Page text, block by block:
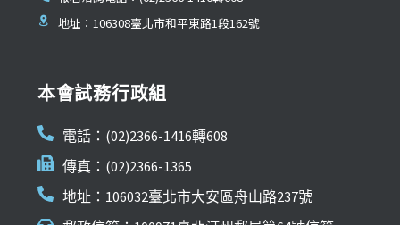
地址：106308臺北市和平東路1段162號
本會試務行政組
電話：(02)2366-1416轉608
傳真：(02)2366-1365
地址：106032臺北市大安區舟山路237號